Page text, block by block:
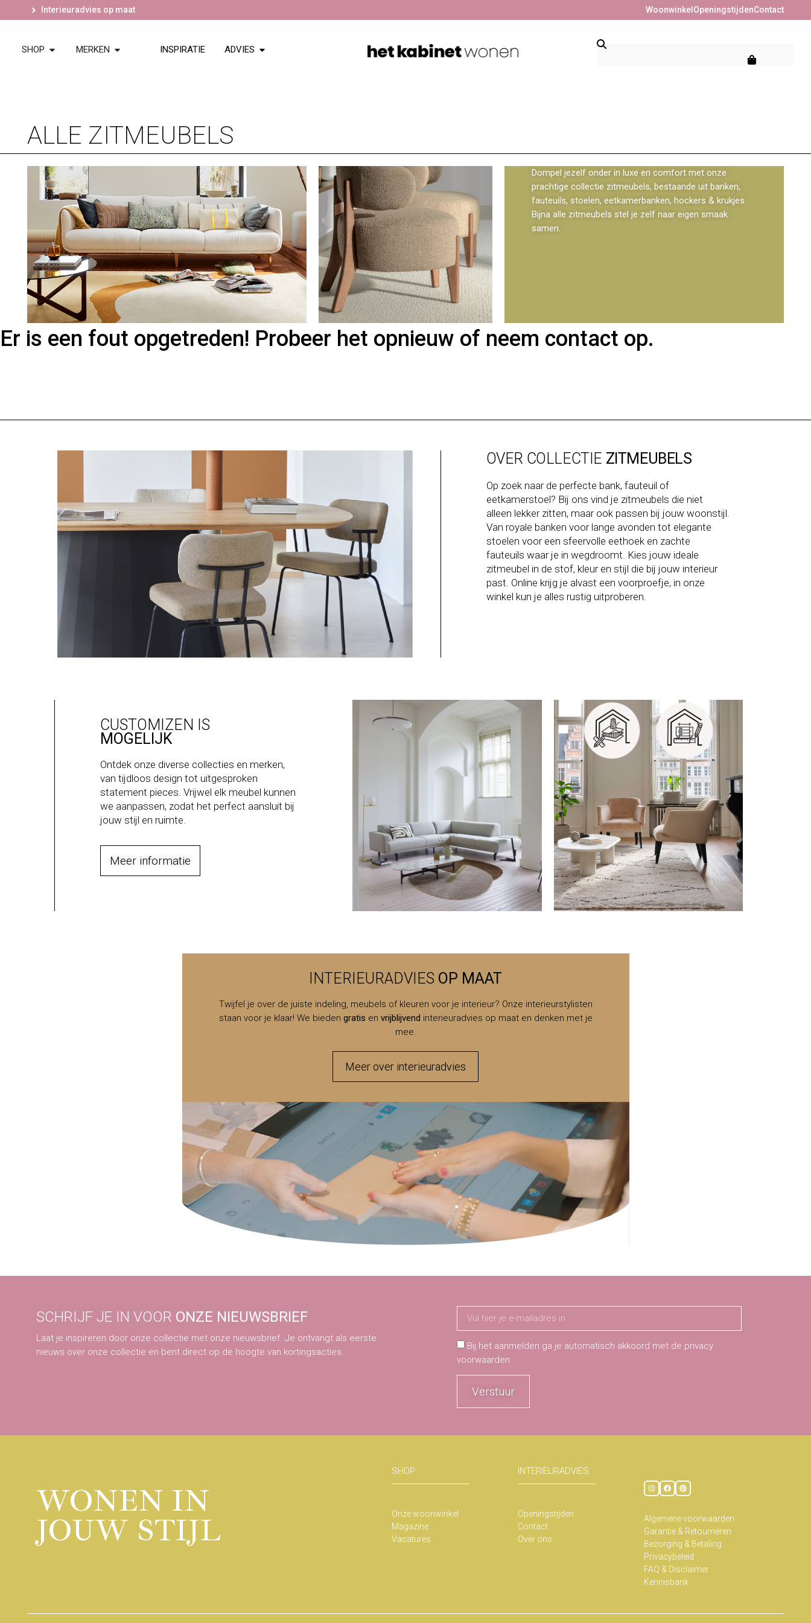
Interieuradvies op maat Woonwinkel OpeningstijdenContact
SHOP MERKEN INSPIRATIE ADVIES
ALLE ZITMEUBELS
Dompel jezelf onder in luxe en comfort met onze
prachtige collectie zitmeubels, bestaande uit banken,
fauteuils, stoelen, eetkamerbanken, hockers & krukjes.
Bijna alle zitmeubels stel je zelf naar eigen smaak
samen.
Er is een fout opgetreden! Probeer het opnieuw of neem contact op.
OVER COLLECTIE ZITMEUBELS
Op zoek naar de perfecte bank, fauteuil of
eetkamerstoel? Bij ons vind je zitmeubels die niet
alleen lekker zitten, maar ook passen bij jouw woonstijl.
Van royale banken voor lange avonden tot elegante
stoelen voor een sfeervolle eethoek en zachte
fauteuils waar je in wegdroomt. Kies jouw ideale
zitmeubel in de stof, kleur en stijl die bij jouw interieur
past. Online krijg je alvast een voorproefje, in onze
winkel kun je alles rustig uitproberen.
CUSTOMIZEN IS
MOGELIJK
Ontdek onze diverse collecties en merken,
van tijdloos design tot uitgesproken
statement pieces. Vrijwel elk meubel kunnen
we aanpassen, zodat het perfect aansluit bij
jouw stijl en ruimte.
Meer informatie
INTERIEURADVIES OP MAAT
Twijfel je over de juiste indeling, meubels of kleuren voor je interieur? Onze interieurstylisten
staan voor je klaar! We bieden gratis en vrijblijvend interieuradvies op maat en denken met je
mee.
Meer over interieuradvies
SCHRIJF JE IN VOOR ONZE NIEUWSBRIEF
Laat je inspireren door onze collectie met onze nieuwsbrief. Je ontvangt als eerste
nieuws over onze collectie en bent direct op de hoogte van kortingsacties.
Bij het aanmelden ga je automatisch akkoord met de privacy
voorwaarden
Verstuur
WONEN IN
JOUW STIJL
SHOP
Onze woonwinkel
Magazine
Vacatures
INTERIEURADVIES
Openingstijden
Contact
Over ons
Algemene voorwaarden
Garantie & Retourneren
Bezorging & Betaling
Privacybeleid
FAQ & Disclaimer
Kennisbank